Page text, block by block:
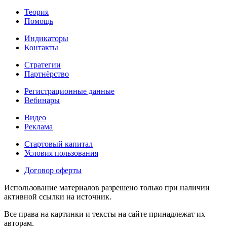
Теория
Помощь
Индикаторы
Контакты
Стратегии
Партнёрство
Регистрационные данные
Вебинары
Видео
Реклама
Стартовый капитал
Условия пользования
Договор оферты
Использование материалов разрешено только при наличии
активной ссылки на источник.
Все права на картинки и тексты на сайте принадлежат их
авторам.